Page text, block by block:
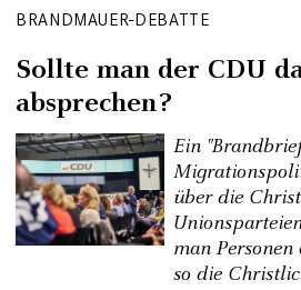
BRANDMAUER-DEBATTE
Sollte man der CDU
absprechen?
Ein
über die
man
so die